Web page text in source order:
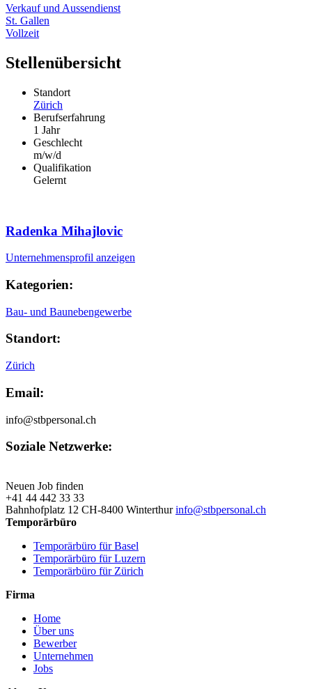
Verkauf und Aussendienst
St. Gallen
Vollzeit
Stellenübersicht
Standort
Zürich
Berufserfahrung
1 Jahr
Geschlecht
m/w/d
Qualifikation
Gelernt
Radenka Mihajlovic
Unternehmensprofil anzeigen
Kategorien:
Bau- und Baunebengewerbe
Standort:
Zürich
Email:
info@stbpersonal.ch
Soziale Netzwerke:
Neuen Job finden
+41 44 442 33 33
Bahnhofplatz 12 CH-8400 Winterthurinfo@stbpersonal.ch
Temporärbüro
Temporärbüro für Basel
Temporärbüro für Luzern
Temporärbüro für Zürich
Firma
Home
Über uns
Bewerber
Unternehmen
Jobs